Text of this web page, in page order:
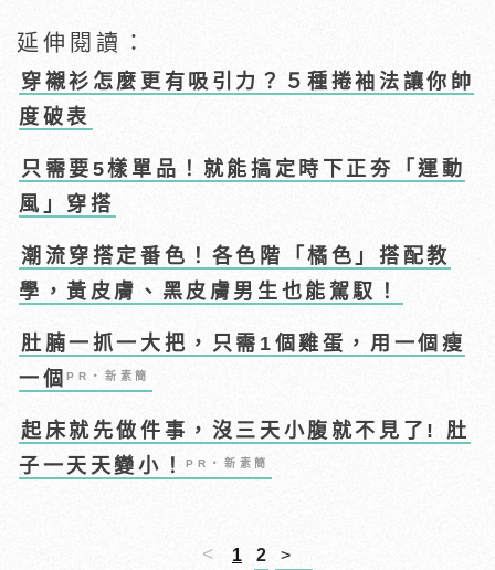
延伸閱讀：
穿襯衫怎麼更有吸引力？５種捲袖法讓你帥
度破表
只需要5樣單品！就能搞定時下正夯「運動
風」穿搭
潮流穿搭定番色！各色階「橘色」搭配教
學，黃皮膚、黑皮膚男生也能駕馭！
肚腩一抓一大把，只需1個雞蛋，用一個瘦
一個PR・新素簡
起床就先做件事，沒三天小腹就不見了! 肚
子一天天變小！PR・新素簡
< 1 2 >